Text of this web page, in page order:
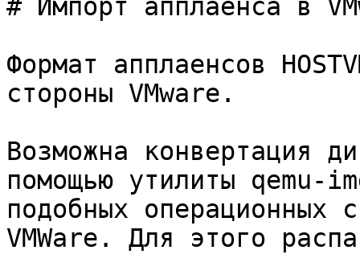
# Импорт апплаенса в
Формат апплаенсов
стороны VMware.
Возможна конвертация
помощью утилиты
подобных
VMWare. Для этого